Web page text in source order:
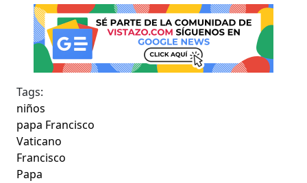
Tags:
niños
papa Francisco
Vaticano
Francisco
Papa